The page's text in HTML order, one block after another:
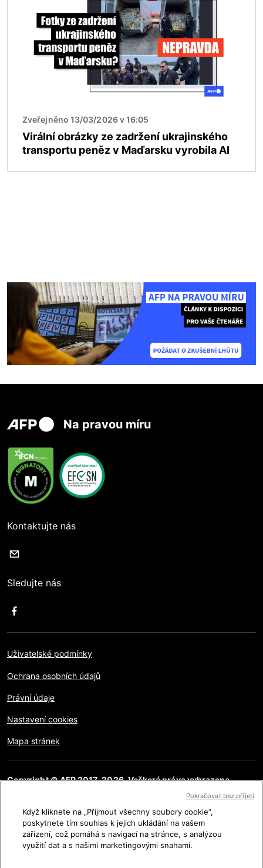
Zveřejněno 13/03/2026 v 16:05
Virální obrázky ze zadržení ukrajinského
transportu peněz v Maďarsku vyrobila AI
Na pravou míru
Kontaktujte nás
Sledujte nás
Uživatelské podmínky
Ochrana osobních údajů
Právní údaje
Nastavení cookies
Mapa stránek
Copyright © AFP 2017-2026. Veškerá práva vyhrazena.
využívat funkce sdílení pro osobní, soukromé a nekomerční
účely. Jakékoliv jiné použití, zvláště pro reprodukci, komunikaci
s veřejností či distribuci obsahu této stránky, ať již celé či jejích
částí, pro jakýkoliv jiný účel a/nebo jakýmkoliv jiným způsobem
bez specifické licence podepsané AFP je přísně zakázáno.
Obsah zobrazený nebo zahrnutý prostřednictvím
Když kliknete na „Přijmout všechny soubory cookie“,
poskytnete tím souhlas k jejich ukládání na vašem
zařízení, což pomáhá s navigací na stránce, s analýzou
využití dat a s našimi marketingovými snahami.
Pokračovat bez přijetí